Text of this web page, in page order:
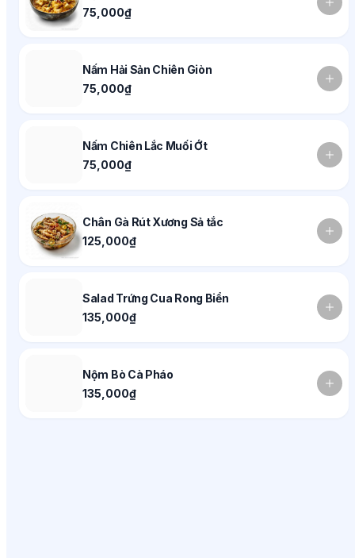
75,000₫
Nấm Hải Sản Chiên Giòn
75,000₫
Nấm Chiên Lắc Muối Ớt
75,000₫
Chân Gà Rút Xương Sả tắc
125,000₫
Salad Trứng Cua Rong Biển
135,000₫
Nộm Bò Cà Pháo
135,000₫